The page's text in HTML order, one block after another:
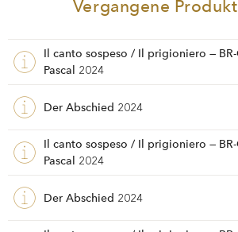
Vergangene
Il canto sospeso / Il prigioniero — BR-
Pascal 2024
Der Abschied 2024
Il canto sospeso / Il prigioniero — BR-
Pascal 2024
Der Abschied 2024